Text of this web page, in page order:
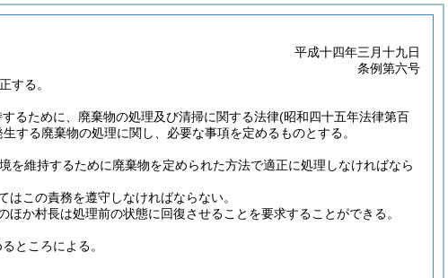
平成十四年三月十九日
条例第六号
する。
るために、廃棄物の処理及び清掃に関する法律(昭和四十五年法律第百
する廃棄物の処理に関し、必要な事項を定めるものとする。
を維持するために廃棄物を定められた方法で適正に処理しなければなら
この責務を遵守しなければならない。
か村長は処理前の状態に回復させることを要求することができる。
ところによる。